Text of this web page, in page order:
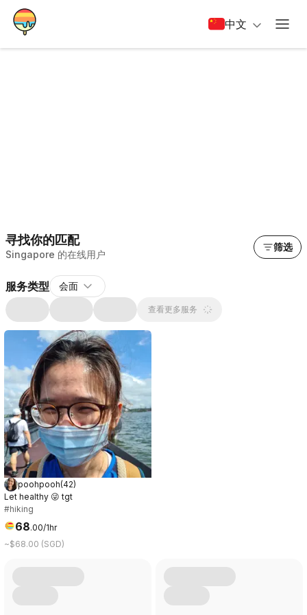
中文
寻找你的匹配
Singapore 的在线用户
筛选
服务类型 会面
查看更多服务
poohpooh(42)
Let healthy 😜 tgt
#hiking
68.00/1hr
~$68.00 (SGD)